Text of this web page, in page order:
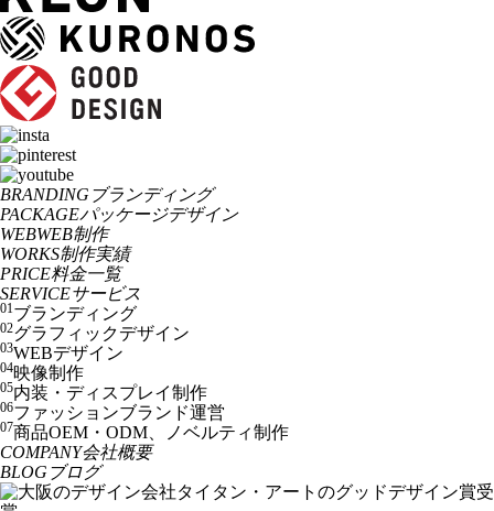
BRANDING ブランディング
PACKAGEパッケージデザイン
WEBWEB制作
WORKS制作実績
PRICE料金一覧
SERVICEサービス
01ブランディング
02グラフィックデザイン
03WEBデザイン
04映像制作
05内装・ディスプレイ制作
06ファッションブランド運営
07商品OEM・ODM、ノベルティ制作
COMPANY会社概要
BLOG ブログ